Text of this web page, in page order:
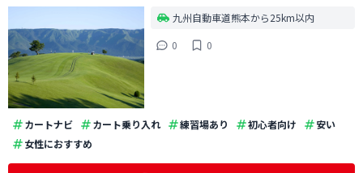
九州自動車道熊本から25km以内
0
0
カートナビ カート乗り入れ 練習場あり 初心者向け
安い
女性におすすめ